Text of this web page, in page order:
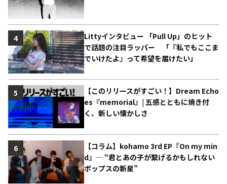
Littyインタビュー 「Pull Up」のヒット
で話題の注目ラッパー 「『私でもここま
でいけたよ』って希望を届けたい」
4
【このリリースがすごい！】Dream Echo
es『memorial』| 五感とともに焼き付
く、新しい懐かしさ
5
【コラム】kohamo 3rd EP『On my min
d』― “君とあの子が繋げるかもしれない
ポップスの新星”
6